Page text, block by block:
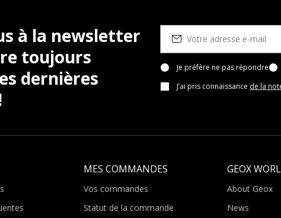
à la newsletter
toujours
dernières
Je préfère ne pas répondre
J’ai pris connaissance de la
MES COMMANDES
Vos commandes
Statut de la commande
GEOX
About Geox
News